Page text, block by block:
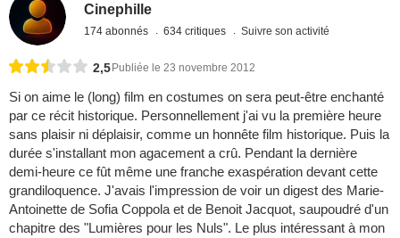
Cinephille
174 abonnés 634 critiques Suivre son activité
2,5 Publiée le 23 novembre 2012
Si on aime le (long) film en costumes on sera peut-être enchanté
par ce récit historique. Personnellement j'ai vu la première heure
sans plaisir ni déplaisir, comme un honnête film historique. Puis la
durée s'installant mon agacement a crû. Pendant la dernière
demi-heure ce fût même une franche exaspération devant cette
grandiloquence. J'avais l'impression de voir un digest des Marie-
Antoinette de Sofia Coppola et de Benoit Jacquot, saupoudré d'un
chapitre des "Lumières pour les Nuls". Le plus intéressant à mon